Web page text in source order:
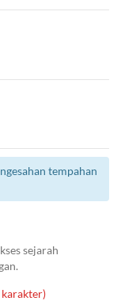
tempahan
sejarah